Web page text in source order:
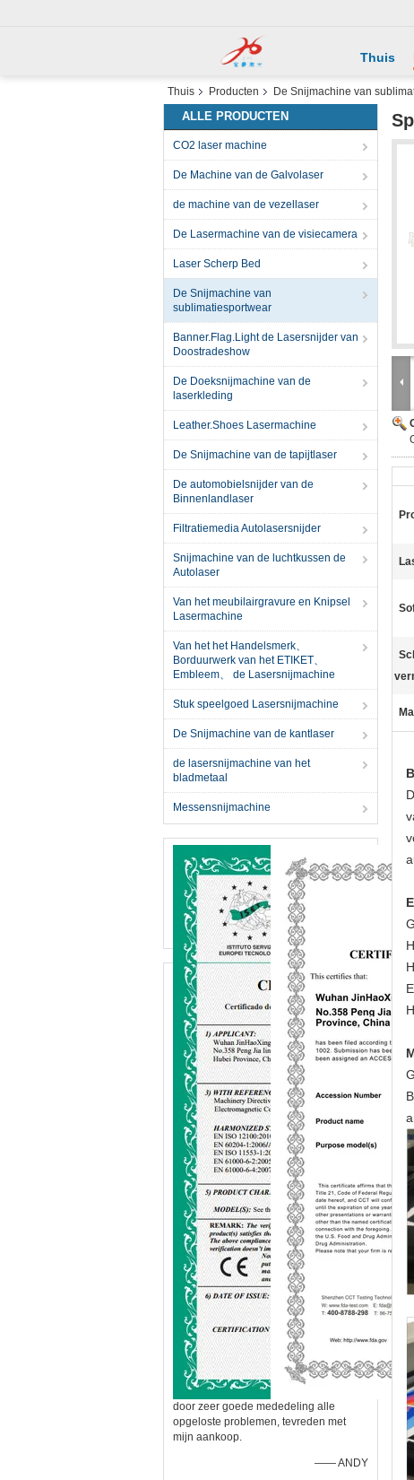
Thuis
Thuis Producten De Snijmachine van
ALLE PRODUCTEN
CO2 laser machine
De Machine van de Galvolaser
de machine van de vezellaser
De Lasermachine van de visiecamera
Laser Scherp Bed
De Snijmachine van
sublimatiesportwear
Banner.Flag.Light de Lasersnijder van
Doostradeshow
De Doeksnijmachine van de
laserkleding
Leather.Shoes Lasermachine
De Snijmachine van de tapijtlaser
De automobielsnijder van de
Binnenlandlaser
Filtratiemedia Autolasersnijder
Snijmachine van de luchtkussen de
Autolaser
Van het meubilairgravure en Knipsel
Lasermachine
Van het het Handelsmerk、
Borduurwerk van het ETIKET、
Embleem、 de Lasersnijmachine
Stuk speelgoed Lasersnijmachine
De Snijmachine van de kantlaser
de lasersnijmachine van het
bladmetaal
Messensnijmachine
door zeer goede mededeling alle
opgeloste problemen, tevreden met
mijn aankoop.
—— ANDY